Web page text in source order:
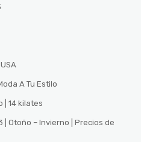
A Tu Estilo
| 14 kilates
| Otoño – Invierno | Precios de